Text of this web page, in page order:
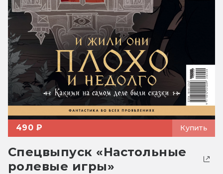
490 ₽ Купить
Спецвыпуск «Настольные
ролевые игры»